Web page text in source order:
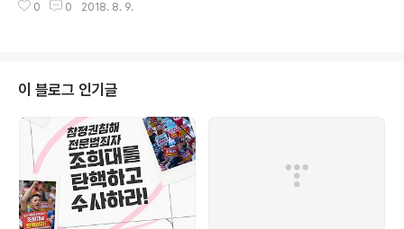
민들 뜻이 어떤지 제대로 알고 있는 것인지 궁금합니다. 국회 취재기자 연결해
하면 일거수일투족을 감시할 수 있습니다. 갑이 을한테 누구 잘못인지 알아서
판단하라면 을이 제대로 조사할 수 있을까요. 결국,..
0 0 2018. 8. 9.
이 블로그 인기글